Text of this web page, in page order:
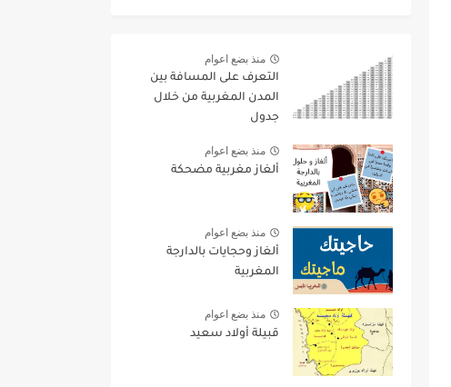
منذ بضع اعوام
التعرف على المسافة بين
المدن المغربية من خلال
جدول
منذ بضع اعوام
ألغاز مغربية مضحكة
منذ بضع اعوام
ألغاز وحجايات بالدارجة
المغربية
منذ بضع اعوام
قبيلة أولاد سعيد